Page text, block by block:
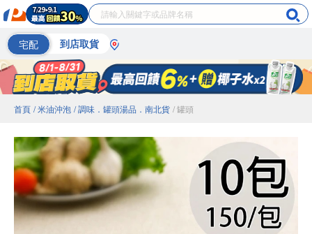
宅配 到店取貨
首頁 / 米油沖泡 / 調味．罐頭湯品．南北貨 / 罐頭